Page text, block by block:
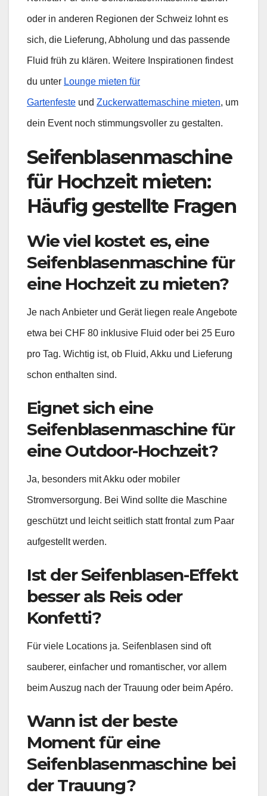
oder in anderen Regionen der Schweiz lohnt es
sich, die Lieferung, Abholung und das passende
Fluid früh zu klären. Weitere Inspirationen findest
du unter Lounge mieten für
Gartenfeste und Zuckerwattemaschine mieten, um
dein Event noch stimmungsvoller zu gestalten.
Seifenblasenmaschine
für Hochzeit mieten:
Häufig gestellte Fragen
Wie viel kostet es, eine
Seifenblasenmaschine für
eine Hochzeit zu mieten?
Je nach Anbieter und Gerät liegen reale Angebote
etwa bei CHF 80 inklusive Fluid oder bei 25 Euro
pro Tag. Wichtig ist, ob Fluid, Akku und Lieferung
schon enthalten sind.
Eignet sich eine
Seifenblasenmaschine für
eine Outdoor-Hochzeit?
Ja, besonders mit Akku oder mobiler
Stromversorgung. Bei Wind sollte die Maschine
geschützt und leicht seitlich statt frontal zum Paar
aufgestellt werden.
Ist der Seifenblasen-Effekt
besser als Reis oder
Konfetti?
Für viele Locations ja. Seifenblasen sind oft
sauberer, einfacher und romantischer, vor allem
beim Auszug nach der Trauung oder beim Apéro.
Wann ist der beste
Moment für eine
Seifenblasenmaschine bei
der Trauung?